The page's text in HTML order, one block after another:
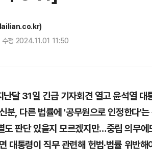
정 2024.11.01 11:50
난달 31일 긴급 기자회견 열고 윤석열
분, 다른 법률에 '공무원으로 인정한다'
도 판단 있을지 모르겠지만…중립 의무
대통령이 직무 관련해 헌법·법률 위반